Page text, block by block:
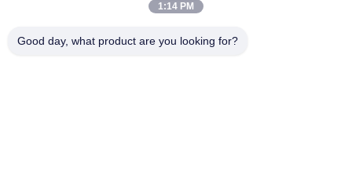
Phòng 209, Tòa nhà 6, Số 8 Đường Xingxing, Phố Xingqiao,
1:14 PM
Good day, what product are you looking for?